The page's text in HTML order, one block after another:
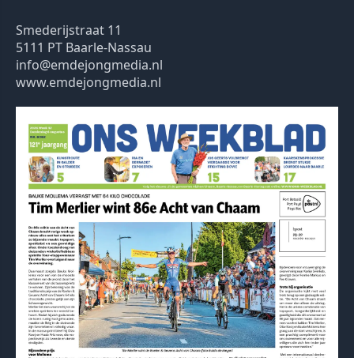
Smederijstraat 11
5111 PT Baarle-Nassau
info@emdejongmedia.nl
www.emdejongmedia.nl